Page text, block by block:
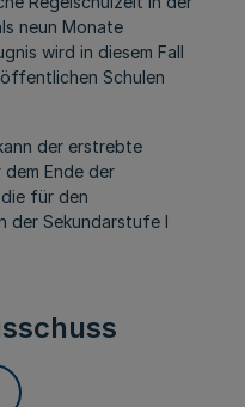
neun Monate
wird in diesem Fall
Schulen
der erstrebte
Ende der
für den
der Sekundarstufe I